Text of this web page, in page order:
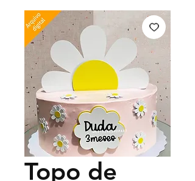
Topo de